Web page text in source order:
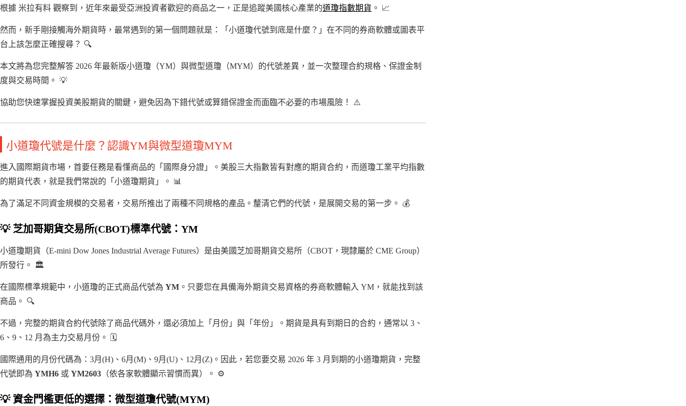
根據 米拉有料 觀察到，近年來最受亞洲投資者歡迎的商品之一，正是追蹤美國核心產業的道瓊指數期貨 。 📈
然而，新手剛接觸海外期貨時，最常遇到的第一個問題就是：「小道瓊代號到底是什麼？」在不同的券商軟體或圖表平
台上該怎麼正確搜尋？ 🔍
本文將為您完整解答 2026 年最新版小道瓊（YM）與微型道瓊（MYM）的代號差異，並一次整理合約規格、保證金制
度與交易時間。 💡
協助您快速掌握投資美股期貨的關鍵，避免因為下錯代號或算錯保證金而面臨不必要的市場風險！ ⚠️
小道瓊代號是什麼？認識YM與微型道瓊MYM
進入國際期貨市場，首要任務是看懂商品的「國際身分證」。美股三大指數皆有對應的期貨合約，而道瓊工業平均指數
的期貨代表，就是我們常說的「小道瓊期貨」。 📊
為了滿足不同資金規模的交易者，交易所推出了兩種不同規格的產品。釐清它們的代號，是展開交易的第一步。 💰
💡 芝加哥期貨交易所(CBOT)標準代號：YM
小道瓊期貨（E-mini Dow Jones Industrial Average Futures）是由美國芝加哥期貨交易所（CBOT，現隸屬於 CME Group）
所發行。 🏛️
在國際標準規範中，小道瓊的正式商品代號為 YM 。只要您在具備海外期貨交易資格的券商軟體輸入 YM，就能找到該
商品。 🔍
不過，完整的期貨合約代號除了商品代碼外，還必須加上「月份」與「年份」。期貨是具有到期日的合約，通常以 3、
6、9、12 月為主力交易月份。 🗓️
國際通用的月份代碼為：3月(H)、6月(M)、9月(U)、12月(Z)。因此，若您要交易 2026 年 3 月到期的小道瓊期貨，完整
代號即為 YMH6 或 YM2603 （依各家軟體顯示習慣而異）。 ⚙️
💡 資金門檻更低的選擇：微型道瓊代號(MYM)